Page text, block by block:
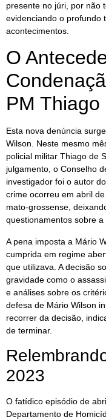
presente no júri, por não
evidenciando o profundo
acontecimentos.
O
PM Thiago
Esta nova denúncia
Wilson. Neste mesmo
policial militar Thiago de
julgamento, o Conselho
investigador foi o autor
crime ocorreu em abril
mato-grossense,
questionamentos sobre
A pena imposta a Mário
cumprida em regime
que utilizava. A decisão
gravidade como o
e análises sobre os
defesa de Mário Wilson
recorrer da decisão,
de terminar.
2023
O fatídico episódio de
Departamento de